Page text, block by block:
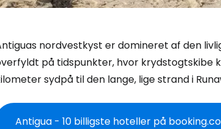
nordvestkyst er domineret af den
på tidspunkter, hvor krydstogtskibe
sydpå til den lange, lige strand i
Antigua - 10 billigste hoteller på